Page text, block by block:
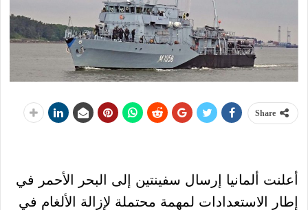
Share
أعلنت ألمانيا إرسال سفينتين إلى البحر الأحمر في
إطار الاستعدادات لمهمة محتملة لإزالة الألغام في